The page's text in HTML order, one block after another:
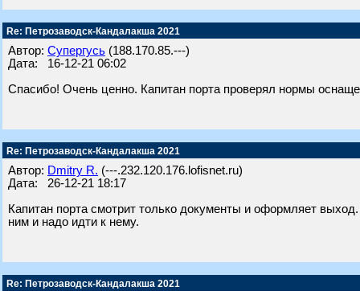
Re: Петрозаводск-Кандалакша 2021
Автор: Супергусь (188.170.85.---)
Дата: 16-12-21 06:02
Спасибо! Очень ценно. Капитан порта проверял нормы
Re: Петрозаводск-Кандалакша 2021
Автор: Dmitry R. (---.232.120.176.lofisnet.ru)
Дата: 26-12-21 18:17
Капитан порта смотрит только документы и оформляет
ним и надо идти к нему.
Re: Петрозаводск-Кандалакша 2021